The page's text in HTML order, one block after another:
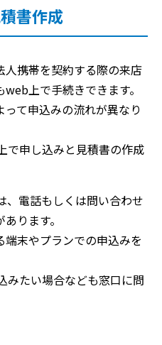
書作成
携帯を契約する際の来店
上で手続きできます。
て申込みの流れが異なり
で申し込みと見積書の作成
、電話もしくは問い合わせ
ります。
末やプランでの申込みを
みたい場合なども窓口に問